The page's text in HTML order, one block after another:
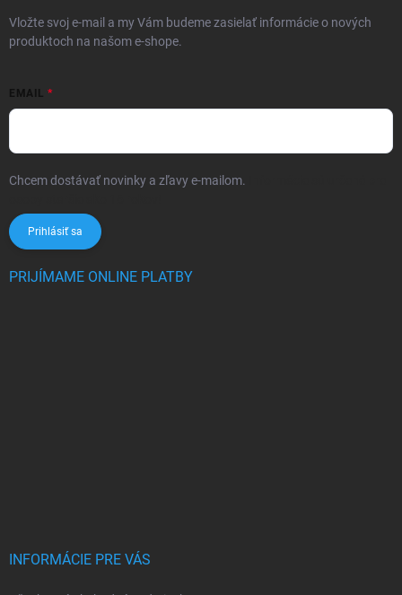
Vložte svoj e-mail a my Vám budeme zasielať informácie o nových
produktoch na našom e-shope.
EMAIL
Chcem dostávať novinky a zľavy e-mailom.
Prihlásiť sa
PRIJÍMAME ONLINE PLATBY
INFORMÁCIE PRE VÁS